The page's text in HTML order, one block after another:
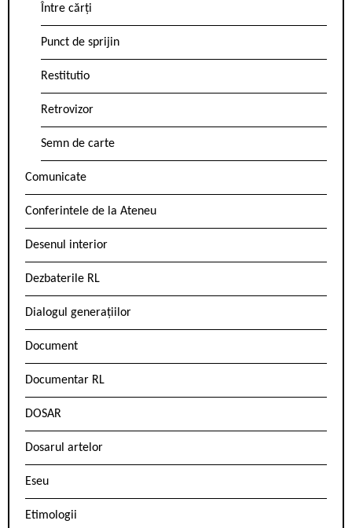
Între cărți
Punct de sprijin
Restitutio
Retrovizor
Semn de carte
Comunicate
Conferintele de la Ateneu
Desenul interior
Dezbaterile RL
Dialogul generațiilor
Document
Documentar RL
DOSAR
Dosarul artelor
Eseu
Etimologii